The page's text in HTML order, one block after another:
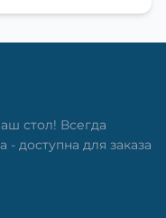
стол! Всегда
доступна для заказа